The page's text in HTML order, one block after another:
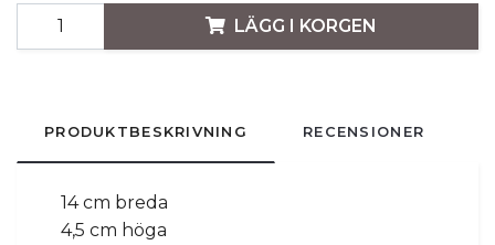
LÄGG I KORGEN
PRODUKTBESKRIVNING RECENSIONER
14 cm breda
4,5 cm höga